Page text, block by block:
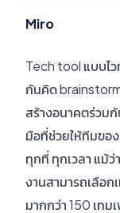
Miro
Tech tool แบบไ
กันคิด
สร้างอนาคตร่วมกั
มือที่ช่วยให้ทีมขอ
ทุกที่ ทุกเวลา แม้ว่
งานสามารถเลือก
มากกว่า 150 เท